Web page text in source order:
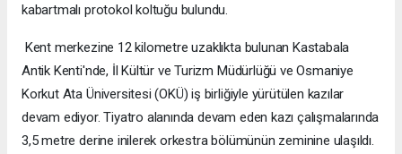
kabartmalı protokol koltuğu bulundu.
Kent merkezine 12 kilometre uzaklıkta bulunan Kastabala
Antik Kenti'nde, İl Kültür ve Turizm Müdürlüğü ve Osmaniye
Korkut Ata Üniversitesi (OKÜ) iş birliğiyle yürütülen kazılar
devam ediyor. Tiyatro alanında devam eden kazı çalışmalarında
3,5 metre derine inilerek orkestra bölümünün zeminine ulaşıldı.